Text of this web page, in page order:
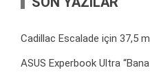
Cadillac Escalade için 37,5
ASUS Experbook Ultra “Bana